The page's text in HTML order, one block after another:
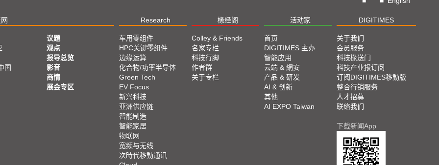
Research 椽经阁 活动家 DIGITIMES
国
议题
观点
报导总览
影音
商情
展会专区
车用零组件
HPC关键零组件
边缘运算
化合物/功率半导体
Green Tech
EV Focus
新兴科技
亚洲供应链
智能制造
智能家居
物联网
宽频与无线
次時代移動通讯
Colley & Friends
名家专栏
科技行脚
作者群
关于专栏
首页
DIGITIMES 主办
智能应用
云端 & 網安
产品 & 研发
AI & 创新
其他
AI EXPO Taiwan
关于我们
会员服务
科技椽送门
科技产业报订阅
订阅DIGITIMES移動版
整合行销服务
人才招募
联络我们
下载新闻App